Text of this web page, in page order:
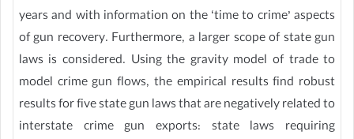
years and with information on the ‘time to crime’ aspects
of gun recovery. Furthermore, a larger scope of state gun
laws is considered. Using the gravity model of trade to
model crime gun flows, the empirical results find robust
results for five state gun laws that are negatively related to
interstate crime gun exports: state laws requiring